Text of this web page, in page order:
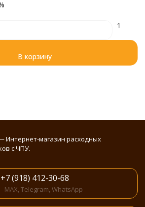
1
В корзину
Интернет-магазин расходных
с ЧПУ.
+7 (918) 412-30-68
MAX, Telegram, WhatsApp